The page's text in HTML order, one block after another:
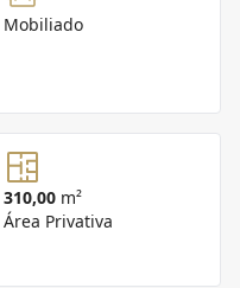
Mobiliado
310,00 m²
Área Privativa